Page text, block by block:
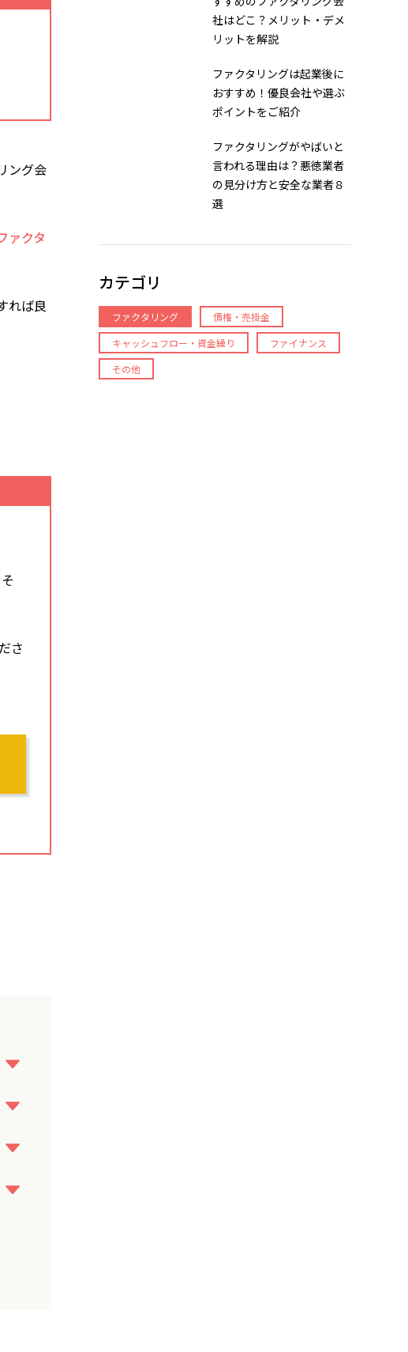
ング会
ァクタ
れば良
さ
社はどこ？メリット・デメ
リットを解説
ファクタリングは起業後に
おすすめ！優良会社や選ぶ
ポイントをご紹介
ファクタリングがやばいと
言われる理由は？悪徳業者
の見分け方と安全な業者８
選
カテゴリ
ファクタリング
債権・売掛金
キャッシュフロー・資金繰り
ファイナンス
その他